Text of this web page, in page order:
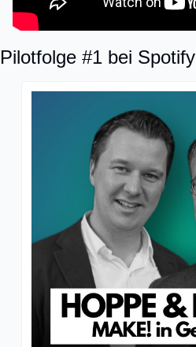
Pilotfolge #1 bei Spotify